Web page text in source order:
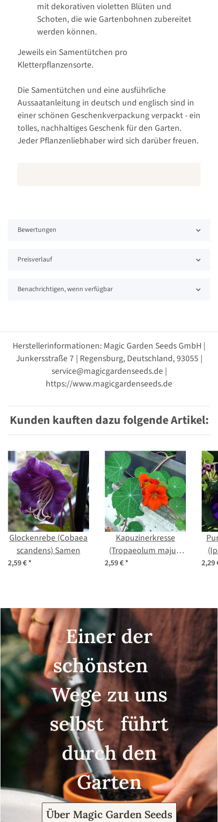
mit dekorativen violetten Blüten und
Schoten, die wie Gartenbohnen zubereitet
werden können.
Jeweils ein Samentütchen pro
Kletterpflanzensorte.
Die Samentütchen und eine ausführliche
Aussaatanleitung in deutsch und englisch sind in
einer schönen Geschenkverpackung verpackt - ein
tolles, nachhaltiges Geschenk für den Garten.
Jeder Pflanzenliebhaber wird sich darüber freuen.
Bewertungen
Preisverlauf
Benachrichtigen, wenn verfügbar
Herstellerinformationen: Magic Garden Seeds GmbH |
Junkersstraße 7 | Regensburg, Deutschland, 93055 |
service@magicgardenseeds.de |
https://www.magicgardenseeds.de
Kunden kauften dazu folgende Artikel:
Glockenrebe (Cobaea
scandens) Samen
2,59 €*
Kapuzinerkresse
(Tropaeolum majus)
Bio Saatgut
2,59 €* 2,29
Einer der
schönsten
Wege zu uns
selbst führt
durch den
Garten
Über Magic Garden Seeds